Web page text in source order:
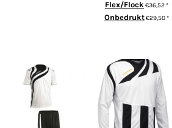
Flex/Flock€36,52*
Onbedrukt€29,50*